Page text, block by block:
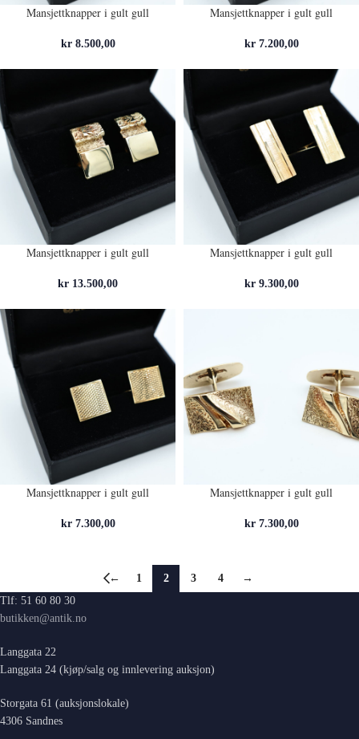
Mansjettknapper i gult gull
kr8.500,00
Mansjettknapper i gult gull
kr7.200,00
Mansjettknapper i gult gull
kr 13.500,00
Mansjettknapper i gult gull
kr9.300,00
Mansjettknapper i gult gull
kr7.300,00
Mansjettknapper i gult gull
kr7.300,00
← 1 2 3 4
→
Tlf: 51 60 80 30
butikken@antik.no
Langgata 22
Langgata 24 (kjøp/salg og innlevering auksjon)
Storgata 61 (auksjonslokale)
4306 Sandnes